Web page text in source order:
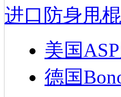
进口防身甩棍
美国
德国